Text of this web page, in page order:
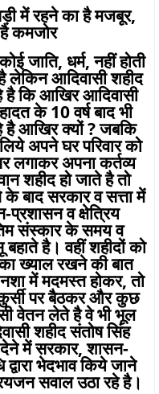
में रहने का है मजबूर,
है कमजोर
जाति, धर्म, नहीं होती
लेकिन आदिवासी शहीद
कि आखिर आदिवासी
के 10 वर्ष बाद भी
है आखिर क्यों ? जबकि
अपने घर परिवार को
लगाकर अपना कर्तव्य
शहीद हो जाते है तो
बाद सरकार व सत्ता में
प्रशासन व क्षेत्रिय
संस्कार के समय व
है। वहीं शहीदों को
ख्याल रखने की बात
में मदमस्त होकर, तो
पर बैठकर और कुछ
वेतन लेते है वे भी भूल
शहीद संतोष सिंह
देने में सरकार, शासन-
भेदभाव किये जाने
सवाल उठा रहे है।